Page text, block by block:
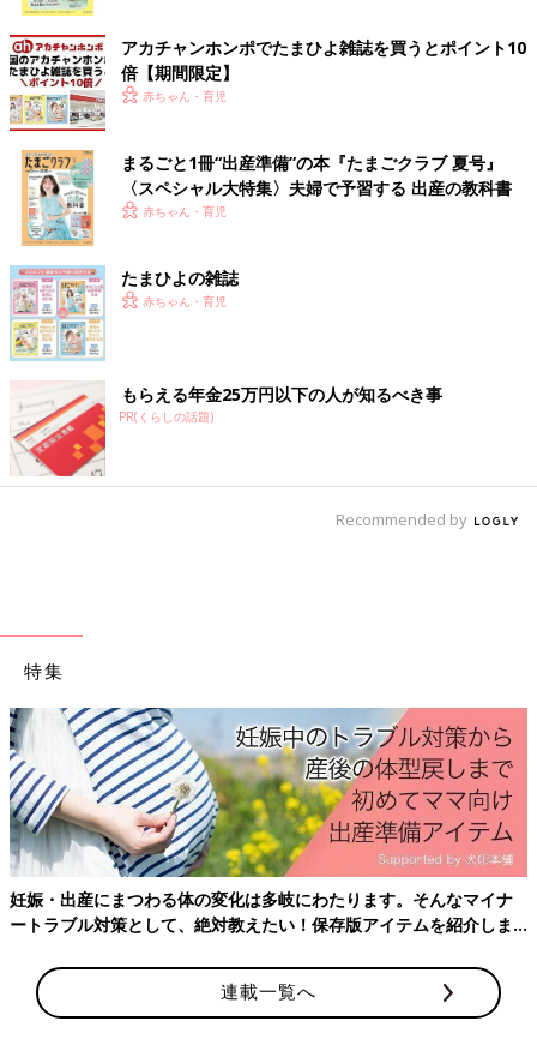
赤ちゃんの睡眠時間は、一日に11時間以上。大人よりも長い時間
寝るからこそ、睡眠環境は大切にしたいですね。また、乳幼児突
然死症候群（SIDS）はうつ伏せ寝で増加する傾向があると言わ
れています。お布団はもちろん、ベビーカーや抱っこ紐、チャイ
ルドシートなどでの睡眠時にも、こまめに様子を見てあげましょ
う。
（文・ムギコ／監修・相原 里紗）
あります。
アカチャンホンポでたまひよ雑誌を買うとポイント10
倍【期間限定】
赤ちゃん・育児
まるごと1冊“出産準備”の本『たまごクラブ 夏号』
〈スペシャル大特集〉夫婦で予習する 出産の教科書
赤ちゃん・育児
たまひよの雑誌
赤ちゃん・育児
もらえる年金25万円以下の人が知るべき事
PR(くらしの話題)
Recommended by
特集
にまつわる体の変化は多岐にわたります。そんなマイナ
対策として、絶対教えたい！保存版アイテムを紹介しま
産後は
ておき
連載一覧へ